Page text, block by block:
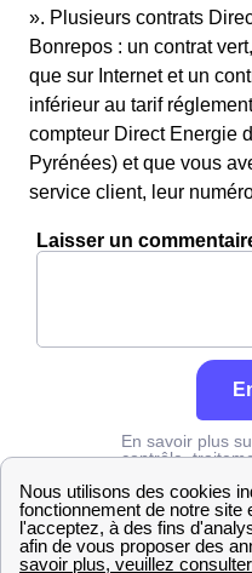
». Plusieurs contrats
Bonrepos : un contrat
que sur Internet et un
inférieur au tarif
compteur Direct Energie
Pyrénées) et que vous
service client, leur
Laisser un
En savoir plus
contrôle,
Grdf Hautes-Pyrénées